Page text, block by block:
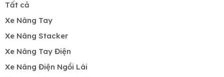
Tất cả
Xe Nâng Tay
Xe Nâng Stacker
Xe Nâng Tay Điện
Xe Nâng Điện Ngồi Lái